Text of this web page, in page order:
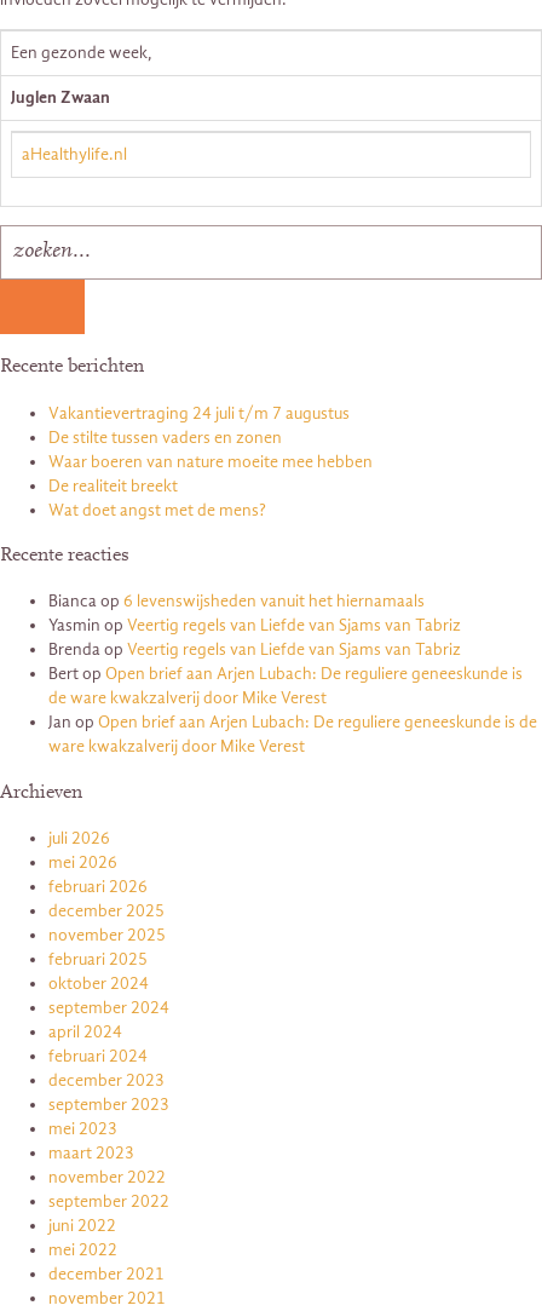
Een gezonde week,
Juglen Zwaan
aHealthylife.nl
Recente berichten
Vakantievertraging 24 juli t/m 7 augustus
De stilte tussen vaders en zonen
Waar boeren van nature moeite mee hebben
De realiteit breekt
Wat doet angst met de mens?
Recente reacties
Biancaop 6 levenswijsheden vanuit het hiernamaals
Yasmin op Veertig regels van Liefde van Sjams van Tabriz
Brendaop Veertig regels van Liefde van Sjams van Tabriz
Bertop Open brief aan Arjen Lubach: De reguliere geneeskunde is
de ware kwakzalverij door Mike Verest
Jan op Open brief aan Arjen Lubach: De reguliere geneeskunde is de
ware kwakzalverij door Mike Verest
Archieven
juli 2026
mei 2026
februari 2026
december 2025
november 2025
februari 2025
oktober 2024
september 2024
april 2024
februari 2024
december 2023
september 2023
mei 2023
maart 2023
november 2022
september 2022
juni 2022
mei 2022
december 2021
november 2021